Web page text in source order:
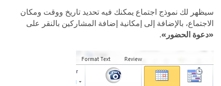
سيظهر لك نموذج اجتماع يمكنك فيه تحديد تاريخ ووقت ومكان
الاجتماع، بالإضافة إلى إمكانية إضافة المشاركين بالنقر على
«دعوة الحضور».